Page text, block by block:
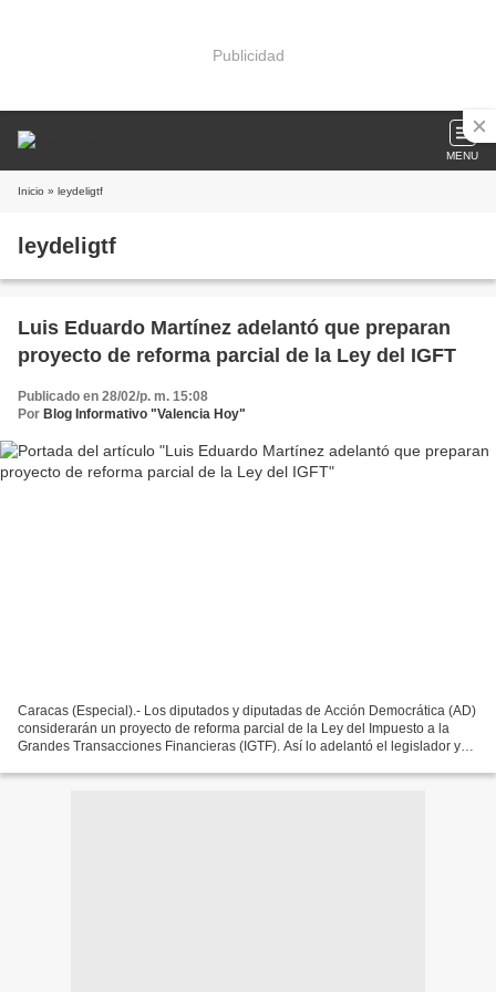
Publicidad
MENU
Inicio » leydeligtf
leydeligtf
Luis Eduardo Martínez adelantó que preparan
proyecto de reforma parcial de la Ley del IGFT
Publicado en 28/02/p. m. 15:08
Por Blog Informativo "Valencia Hoy"
Caracas (Especial).- Los diputados y diputadas de Acción Democrática (AD)
considerarán un proyecto de reforma parcial de la Ley del Impuesto a la
Grandes Transacciones Financieras (IGTF). Así lo adelantó el legislador y